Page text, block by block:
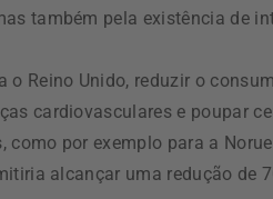
também pela existência de
Reino Unido, reduzir o
cardiovasculares e poupar
como por exemplo para a
alcançar uma redução de